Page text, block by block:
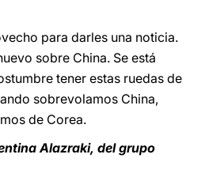
para darles una noticia.
sobre China. Se está
tener estas ruedas de
sobrevolamos China,
de Corea.
Alazraki, del grupo